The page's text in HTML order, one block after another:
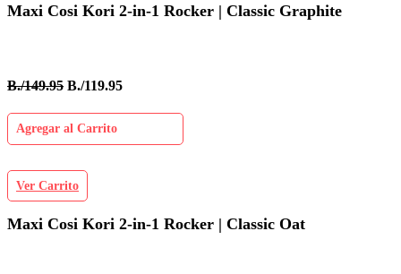
Maxi Cosi Kori 2-in-1 Rocker | Classic Graphite
B./149.95 B./119.95
Agregar al Carrito
Ver Carrito
Maxi Cosi Kori 2-in-1 Rocker | Classic Oat